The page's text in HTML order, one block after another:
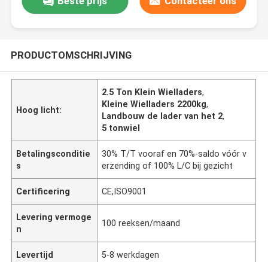
PRODUCTOMSCHRIJVING
Hoog licht:
2.5 Ton Klein Wielladers,
Kleine Wielladers 2200kg,
Landbouw de lader van het 2,
5 tonwiel
Betalingsconditie
s
30% T/T vooraf en 70%-saldo vóór v
erzending of 100% L/C bij gezicht
Certificering CE,ISO9001
Levering vermoge
n
100 reeksen/maand
Levertijd 5-8 werkdagen